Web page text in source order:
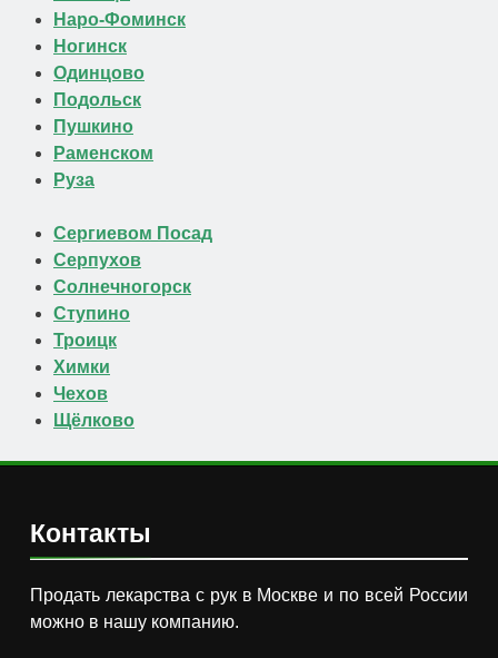
Наро-Фоминск
Ногинск
Одинцово
Подольск
Пушкино
Раменском
Руза
Сергиевом Посад
Серпухов
Солнечногорск
Ступино
Троицк
Химки
Чехов
Щёлково
Контакты
Продать лекарства с рук в Москве и по всей России
можно в нашу компанию.